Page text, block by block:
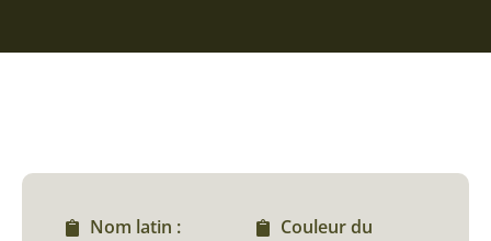
Nom latin :
Couleur du